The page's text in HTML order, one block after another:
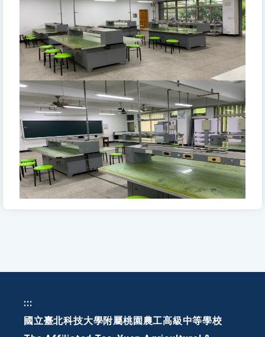
:::
國立臺北科技大學附屬桃園農工高級中等學校